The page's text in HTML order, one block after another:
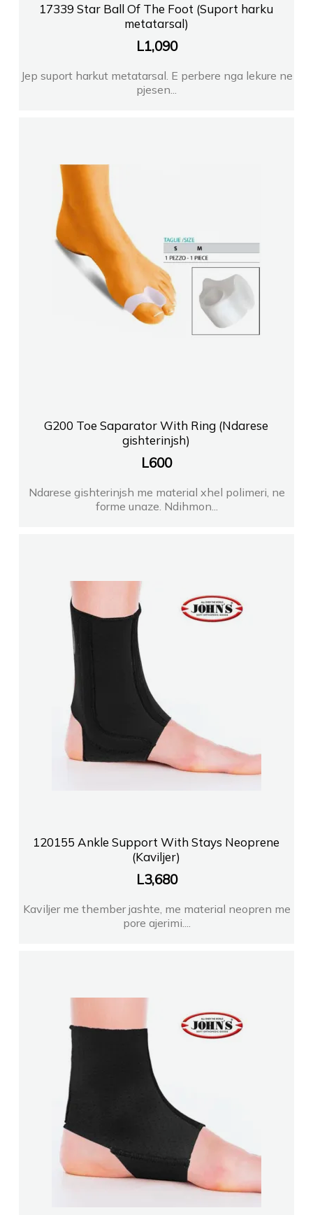
17339 Star Ball Of The Foot (Suport harku
metatarsal)
L1,090
Jep suport harkut metatarsal. E perbere nga lekure ne
pjesen...
G200 Toe Saparator With Ring (Ndarese
gishterinjsh)
L600
Ndarese gishterinjsh me material xhel polimeri, ne
forme unaze. Ndihmon...
120155 Ankle Support With Stays Neoprene
(Kaviljer)
L3,680
Kaviljer me thember jashte, me material neopren me
pore ajerimi....